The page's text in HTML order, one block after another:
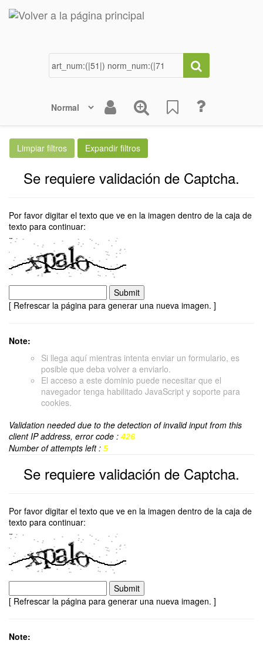
Se requiere validación de Captcha.
Por favor digitar el texto que ve en la imagen dentro de la caja de
texto para continuar:
[ Refrescar la página para generar una nueva imagen. ]
Note:
Si llega aquí mientras intenta enviar un formulario, es
posible que deba volver a enviarlo.
El acceso a este dominio puede necesitar que el
navegador tenga habilitado JavaScript y soporte para
cookies.
Validation needed due to the detection of invalid input from this
client IP address, error code : 426
Number of attempts left : 5
Se requiere validación de Captcha.
Por favor digitar el texto que ve en la imagen dentro de la caja de
texto para continuar:
[ Refrescar la página para generar una nueva imagen. ]
Note: